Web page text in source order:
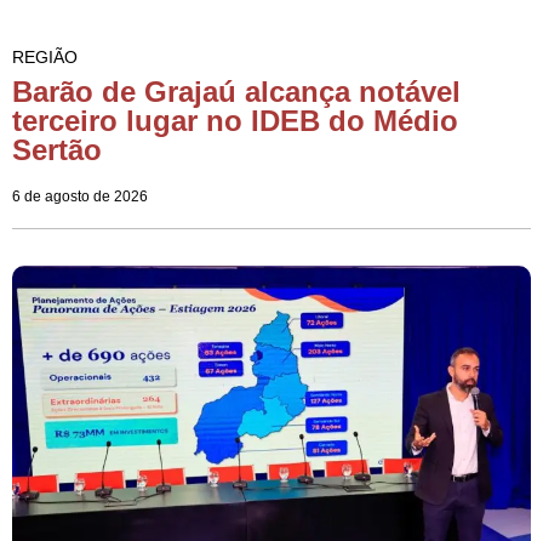
REGIÃO
Barão de Grajaú alcança notável
terceiro lugar no IDEB do Médio
Sertão
6 de agosto de 2026